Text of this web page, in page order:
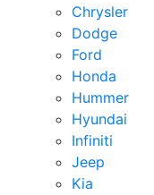
Chrysler
Dodge
Ford
Honda
Hummer
Hyundai
Infiniti
Jeep
Kia